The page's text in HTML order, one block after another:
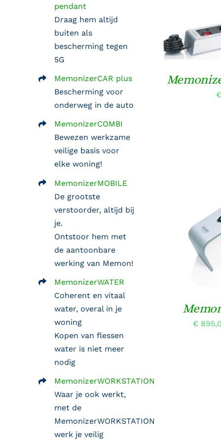
pendant
Draag hem altijd
buiten als
bescherming tegen
5G
MemonizerCAR plus
Bescherming voor
onderweg in de auto
MemonizerCOMBI
Bewezen werkzame
veilige basis voor
elke woning!
MemonizerMOBILE
De grootste
verstoorder, altijd bij
je.
Ontstoor hem met
de aantoonbare
werking van Memon!
MemonizerWATER
Coherent en vitaal
water, overal in je
woning
Kopen van flessen
water is niet meer
nodig
MemonizerWORKSTATION
Waar je ook werkt,
met de
MemonizerWORKSTATION
werk je veilig
€
OPTIES
€